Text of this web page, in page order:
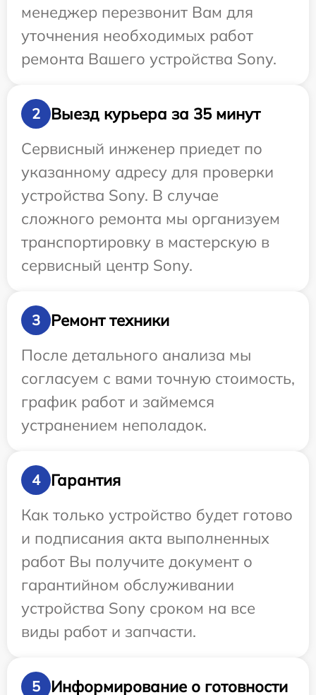
менеджер перезвонит Вам для
уточнения необходимых работ
ремонта Вашего устройства Sony.
2
Выезд курьера за 35 минут
Сервисный инженер приедет по
указанному адресу для проверки
устройства Sony. В случае
сложного ремонта мы организуем
транспортировку в мастерскую в
сервисный центр Sony.
3
Ремонт техники
После детального анализа мы
согласуем с вами точную стоимость,
график работ и займемся
устранением неполадок.
4
Гарантия
Как только устройство будет готово
и подписания акта выполненных
работ Вы получите документ о
гарантийном обслуживании
устройства Sony сроком на все
виды работ и запчасти.
5 Информирование о готовности